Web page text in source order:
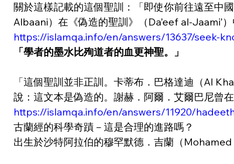
關於這樣記載的這個聖訓：「即使你前往遠至中
Albaani）在《偽造的聖訓》（Da’eef al-Jaami’
https://islamqa.info/en/answers/13637/seek-
「學者的墨水比殉道者的血更神聖。」
「這個聖訓並非正訓。卡蒂布．巴格達迪（Al
說：這文本是偽造的。謝赫．阿爾．艾爾巴尼曾
https://islamqa.info/en/answers/11920/
古蘭經的科學奇蹟－這是合理的進路嗎？
出生於沙特阿拉伯的穆罕默德．吉蘭（